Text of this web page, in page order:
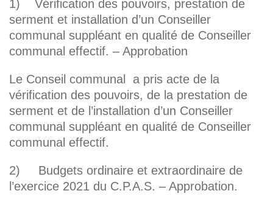
1) Vérification des pouvoirs, prestation de
serment et installation d’un Conseiller
communal suppléant en qualité de Conseiller
communal effectif. – Approbation
Le Conseil communal a pris acte de la
vérification des pouvoirs, de la prestation de
serment et de l’installation d’un Conseiller
communal suppléant en qualité de Conseiller
communal effectif.
2) Budgets ordinaire et extraordinaire de
l’exercice 2021 du C.P.A.S. – Approbation.